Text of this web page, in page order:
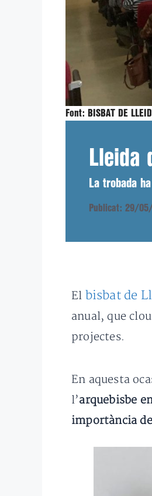
Font: BISBAT DE
Lleida
La trobada
Publicat: 29/
El bisbat de
anual, que
projectes.
En aquesta
l’arquebisbe
importància